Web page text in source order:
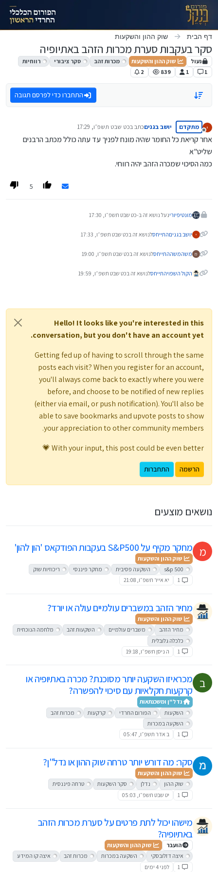
דילוג לתוכן
דף הבית שוק ההון והשקעות
סקר בעקבות סערת מכרות הזהב באתיופיה
נעול שוק ההון והשקעות מכרות זהב סקר ציבורי
רווחיות
1
1
839
2
התחברו כדי לפרסם תגובה
מנותק
מתקדם יושב בגניםכתב בכט שבט תשפ״ו, 17:29
נערך לאחרונה על ידי
אחר קריאת כל החומר שהיה מונח לפניך עד עתה כולל מכתב הרבנים
שליט"א
כמה הסיכוי שמכרה הזהב יהיה רווחי.
5
מונטיפיורינעל נושא זה ב-כט שבט תשפ״ו, 17:30
יושב בגניםהתייחסלנושא זה בכט שבט תשפ״ו, 17:33
מ משהמשההתייחסלנושא זה בכט שבט תשפ״ו, 19:00
הקול השפויהתייחסלנושא זה בכט שבט תשפ״ו, 19:59
Hello! It looks like you're interested in this
conversation, but you don't have an account yet.
Getting fed up of having to scroll through the same
posts each visit? When you register for an account,
you'll always come back to exactly where you were
before, and choose to be notified of new replies
(either via email, or push notification). You'll also be
able to save bookmarks and upvote posts to show
your appreciation to other community members.
With your input, this post could be even better 💗
הרשמה התחברות
נושאים מוצעים
מ מחקר מקיף על S&P500 בעקבות הפודקאס 'הון להון'
שוק ההון והשקעות
s&p 500
השקעה פסיבית מחקר פיננסי
ריכוזיות שוק
1
יא אייר תשפ״ו, 21:08
מחיר הזהב במשברים עולמיים עולה או יורד?
שוק ההון והשקעות
מחיר הזהב
משברים עולמיים השקעות זהב
מלחמה הנוכחית
כלכלה גלובלית
1
ה ניסן תשפ״ו, 19:18
ב
מכראיזו השקעה יותר מסוכנת? מכרה באתיופיה או
קרקעות חקלאיות עם סיכוי להפשרה?
נדל"ן ומשכנתאות
השקעות
הפורום החרדי קרקעות
מכרות זהב
השקעה במכרות
1
ב אדר תשפ״ו, 05:47
סקר: מה דורש יותר טרחה שוק ההון או נדל"ן?
שוק ההון והשקעות
שוק ההון
נדלן סקר השקעות
טרחה פיננסית
1
יט שבט תשפ״ו, 05:03
מישהו יכול לתת פרטים על סערת מכרות הזהב
באתיופיה?
הועבר
שוק ההון והשקעות
איצה דזלובסקי
השקעה במכרות מכרות זהב
איצה קו המידע
1
לפני 4 ימים